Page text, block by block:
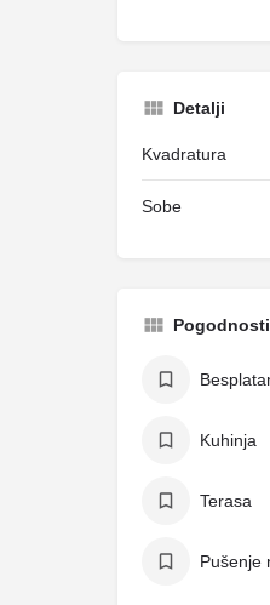
Detalji
Kvadratura
Sobe
Pogodnosti
Kuhinja
Terasa
Pušenje